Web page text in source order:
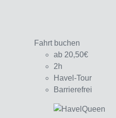
Fahrt buchen
ab 20,50€
2h
Havel-Tour
Barrierefrei